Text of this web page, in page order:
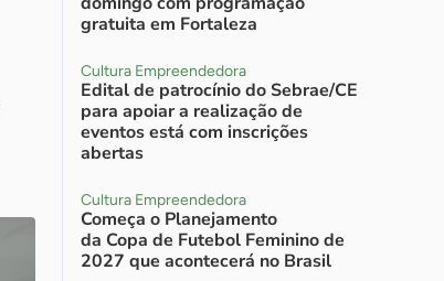
gratuita em Fortaleza
Cultura Empreendedora
Edital de patrocínio do Sebrae/CE
para apoiar a realização de
eventos está com inscrições
abertas
Cultura Empreendedora
Começa o Planejamento
da Copa de Futebol Feminino de
2027 que acontecerá no Brasil